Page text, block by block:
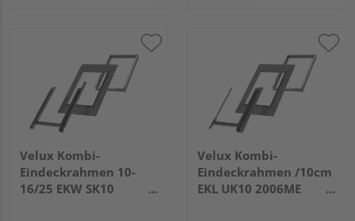
Velux Kombi-
Eindeckrahmen 10-
16/25 EKW SK10
Velux Kombi-
Eindeckrahmen /10cm
EKL UK10 2006ME